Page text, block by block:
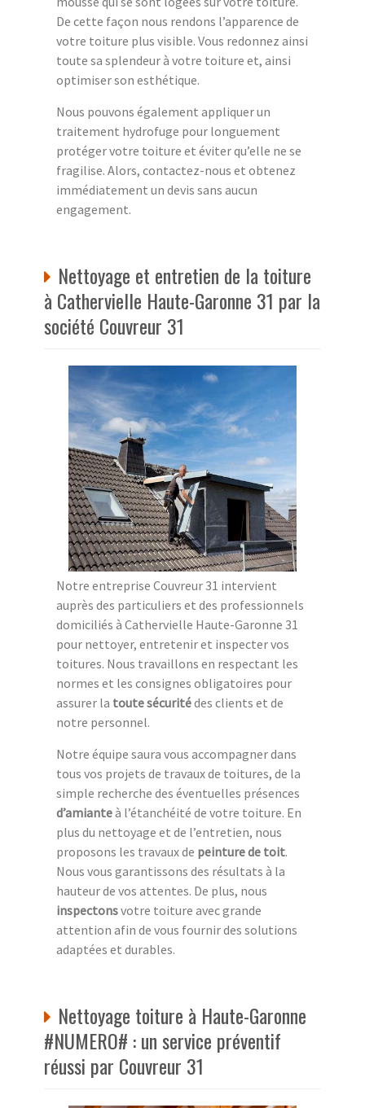
De cette façon nous rendons l’apparence de
votre toiture plus visible. Vous redonnez ainsi
toute sa splendeur à votre toiture et, ainsi
optimiser son esthétique.
Nous pouvons également appliquer un
traitement hydrofuge pour longuement
protéger votre toiture et éviter qu’elle ne se
fragilise. Alors, contactez-nous et obtenez
immédiatement un devis sans aucun
engagement.
Nettoyage et entretien de la toiture
à Cathervielle Haute-Garonne 31 par la
société Couvreur 31
Notre entreprise Couvreur 31 intervient
auprès des particuliers et des professionnels
domiciliés à Cathervielle Haute-Garonne 31
pour nettoyer, entretenir et inspecter vos
toitures. Nous travaillons en respectant les
normes et les consignes obligatoires pour
assurer la toute sécuritédes clients et de
notre personnel.
Notre équipe saura vous accompagner dans
tous vos projets de travaux de toitures, de la
simple recherche des éventuelles présences
d’amianteà l’étanchéité de votre toiture. En
plus du nettoyage et de l’entretien, nous
proposons les travaux de peinture de toit.
Nous vous garantissons des résultats à la
hauteur de vos attentes. De plus, nous
inspectonsvotre toiture avec grande
attention afin de vous fournir des solutions
adaptées et durables.
Nettoyage toiture à Haute-Garonne
#NUMERO# : un service préventif
réussi par Couvreur 31